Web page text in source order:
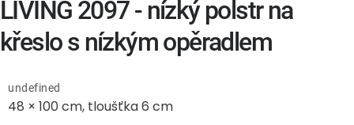
Lavice a houpačky
Lehátka
48 × 100 cm, tloušťka 6 cm
undefined
LIVING 2097 - nízký polstr na
křeslo s nízkým opěradlem